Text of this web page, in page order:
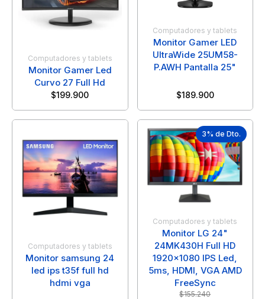
Computadores y tablets
Monitor Gamer Led
Curvo 27 Full Hd
$199.900
Computadores y tablets
Monitor Gamer LED
UltraWide 25UM58-
P.AWH Pantalla 25"
$189.900
Computadores y tablets
Monitor samsung 24
led ips t35f full hd
hdmi vga
3% de Dto.
Computadores y tablets
Monitor LG 24"
24MK430H Full HD
1920x1080 IPS Led,
5ms, HDMI, VGA AMD
FreeSync
$155.240